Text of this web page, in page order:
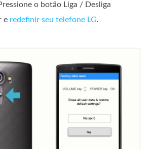
o botão Liga / Desliga
e redefinir seu telefone LG.